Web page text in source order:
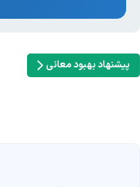
پیشنهاد بهبود معانی